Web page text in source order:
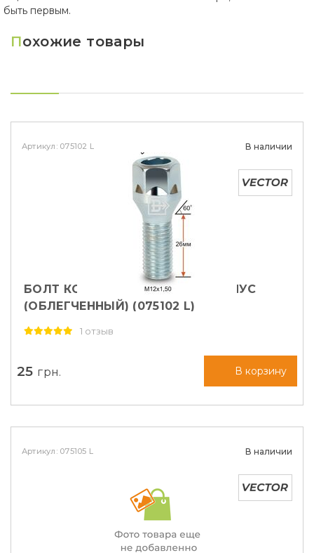
быть первым.
Похожие товары
Артикул: 075102 L В наличии
БОЛТ КОЛЕСНЫЙ M12X1,5X26 КОНУС
(ОБЛЕГЧЕННЫЙ) (075102 L)
1 отзыв
25 грн. В корзину
Артикул: 075105 L В наличии